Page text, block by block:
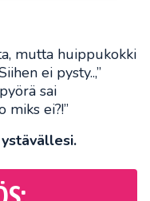
mutta huippukokki
ei pysty..,”
sai
miks ei?!”